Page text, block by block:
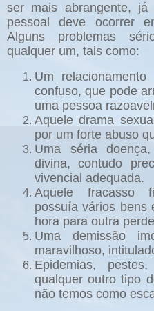
ser mais abrangente, já
pessoal deve ocorrer
Alguns problemas
qualquer um, tais como:
Um
confuso, que pode
uma pessoa
Aquele drama
por um forte abuso
Uma séria
divina, contudo
vivencial adequada.
Aquele fracasso
possuía vários bens
hora para outra
Uma demissão
maravilhoso,
Epidemias,
qualquer outro tipo
não temos como